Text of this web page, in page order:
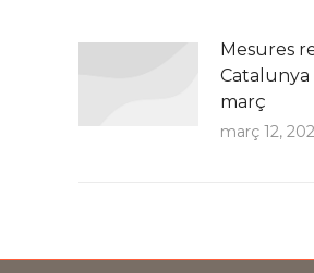
Mesures
Catalunya
març
març 12,